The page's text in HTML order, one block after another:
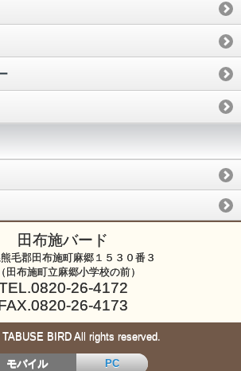
田布施バード
毛郡田布施町麻郷１５３０番３
布施町立麻郷小学校の前）
26-4172
26-4173
BIRD All rights reserved.
モバイル PC